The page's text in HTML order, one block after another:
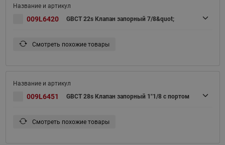
009L6420 GBCT 22s Клапан запорный 7/8&quot;
Смотреть похожие товары
009L6451 GBCT 28s Клапан запорный 1"1/8 с портом
Смотреть похожие товары